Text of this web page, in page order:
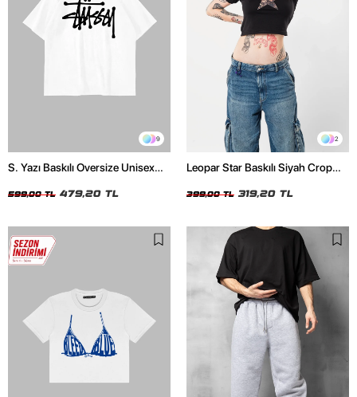
9
S. Yazı Baskılı Oversize Unisex
599,00 TL 479,20 TL
2
Leopar Star Baskılı Siyah Crop
399,00 TL 319,20 TL